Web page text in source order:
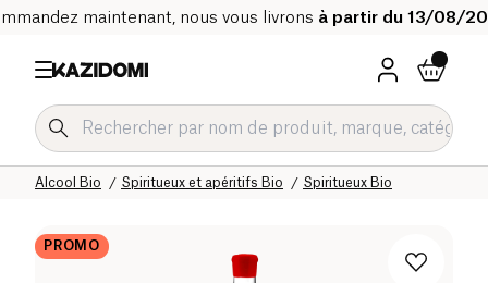
maintenant, nous vous livrons à partir du 13/08/
Spiritueux Bio
Spiritueux et apéritifs Bio
Alcool Bio
Boissons Bio
Notre catalogue bio
Accueil
PROMO